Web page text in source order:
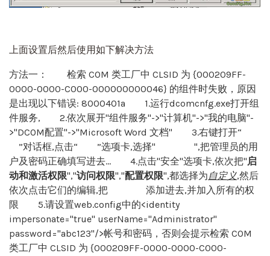
上面设置后然后使用如下解决方法
方法一： 检索 COM 类工厂中 CLSID 为 {000209FF-
0000-0000-C000-000000000046} 的组件时失败，原因
是出现以下错误: 8000401a 1.运行dcomcnfg.exe打开组
件服务, 2.依次展开"组件服务"->"计算机"->"我的电脑"-
>"DCOM配置"->"Microsoft Word 文档" 3.右键打开“
”对话框,点击“ ”选项卡,选择"
",把管理员的用
户及密码正确填写进去... 4.点击"安全"选项卡,依次把"启
动和激活权限","访问权限","配置权限",都选择为自定义,然后
依次点击它们的编辑,把
添加进去,并加入所有的权
限 5.请设置web.config中的<identity
impersonate="true" userName="Administrator"
password="abc123"/>帐号和密码，否则会提示检索 COM
类工厂中 CLSID 为 {000209FF-0000-0000-C000-